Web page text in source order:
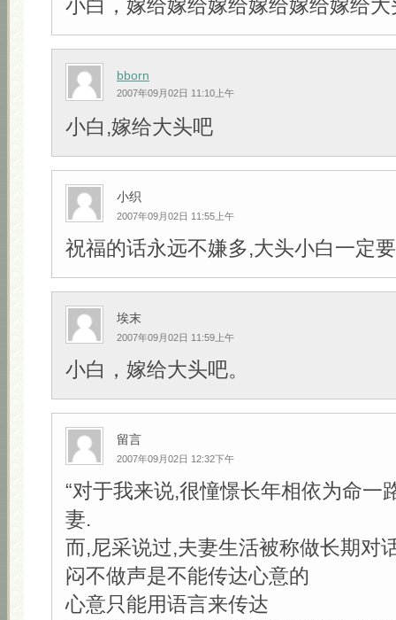
小白，嫁给嫁给嫁给嫁给嫁给嫁给大
bborn
2007年09月02日 11:10上午
小白,嫁给大头吧
小织
2007年09月02日 11:55上午
祝福的话永远不嫌多,大头小白一定
埃末
2007年09月02日 11:59上午
小白，嫁给大头吧。
留言
2007年09月02日 12:32下午
“对于我来说,很憧憬长年相依为命一
妻.
而,尼采说过,夫妻生活被称做长期对
闷不做声是不能传达心意的
心意只能用语言来传达